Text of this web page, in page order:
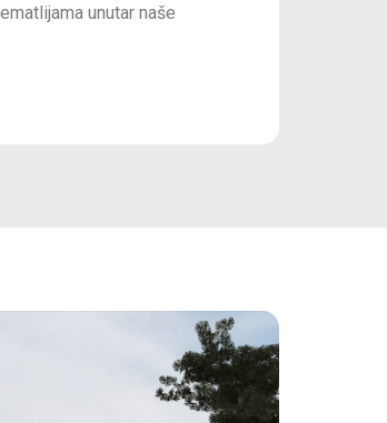
unutar naše